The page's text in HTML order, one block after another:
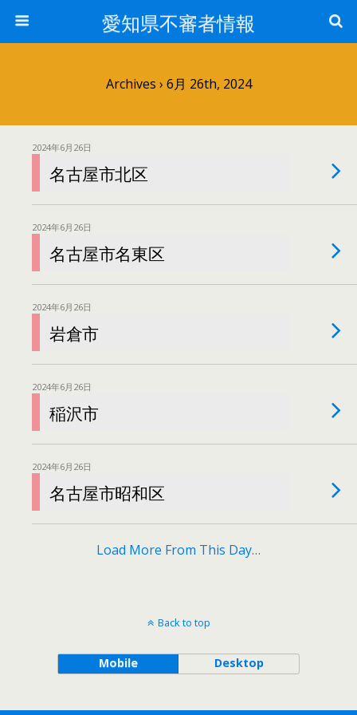
愛知県不審者情報
Archives › 6月 26th, 2024
2024年6月26日
名古屋市北区
2024年6月26日
名古屋市名東区
2024年6月26日
岩倉市
2024年6月26日
稲沢市
2024年6月26日
名古屋市昭和区
Load More From This Day…
Back to top
Mobile Desktop